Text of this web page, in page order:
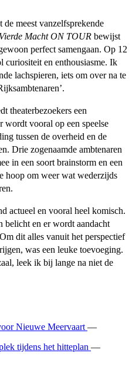
meest vanzelfsprekende
Macht ON TOUR bewijst
perfect samengaan. Op 12
curiositeit en enthousiasme. Ik
lachspieren, iets om over na te
theaterbezoekers een
wordt vooral op een speelse
tussen de overheid en de
Drie zogenaamde ambtenaren
in een soort brainstorm en een
hoop om weer wat wederzijds
actueel en vooral heel komisch.
belicht en er wordt aandacht
dit alles vanuit het perspectief
was een leuke toevoeging.
leek ik bij lange na niet de
Nieuwe Meervaart —
tijdens het hitteplan —